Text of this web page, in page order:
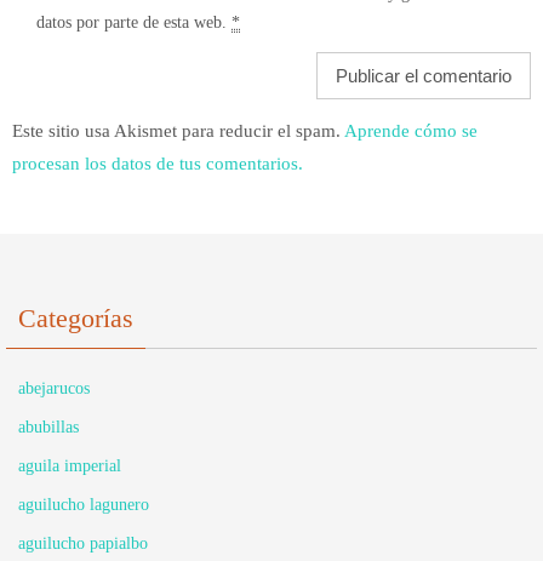
datos por parte de esta web. *
Este sitio usa Akismet para reducir el spam. Aprende cómo se
procesan los datos de tus comentarios.
Categorías
abejarucos
abubillas
aguila imperial
aguilucho lagunero
aguilucho papialbo